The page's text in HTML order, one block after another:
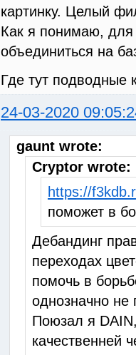
картинку. Целый
Как я понимаю, для
объединиться на
Где тут подводные
24-03-2020
gaunt wrote:
Cryptor wrote:
https://
поможет в
Дебандинг
переходах
помочь в
однозначно не
Поюзал я
качественней